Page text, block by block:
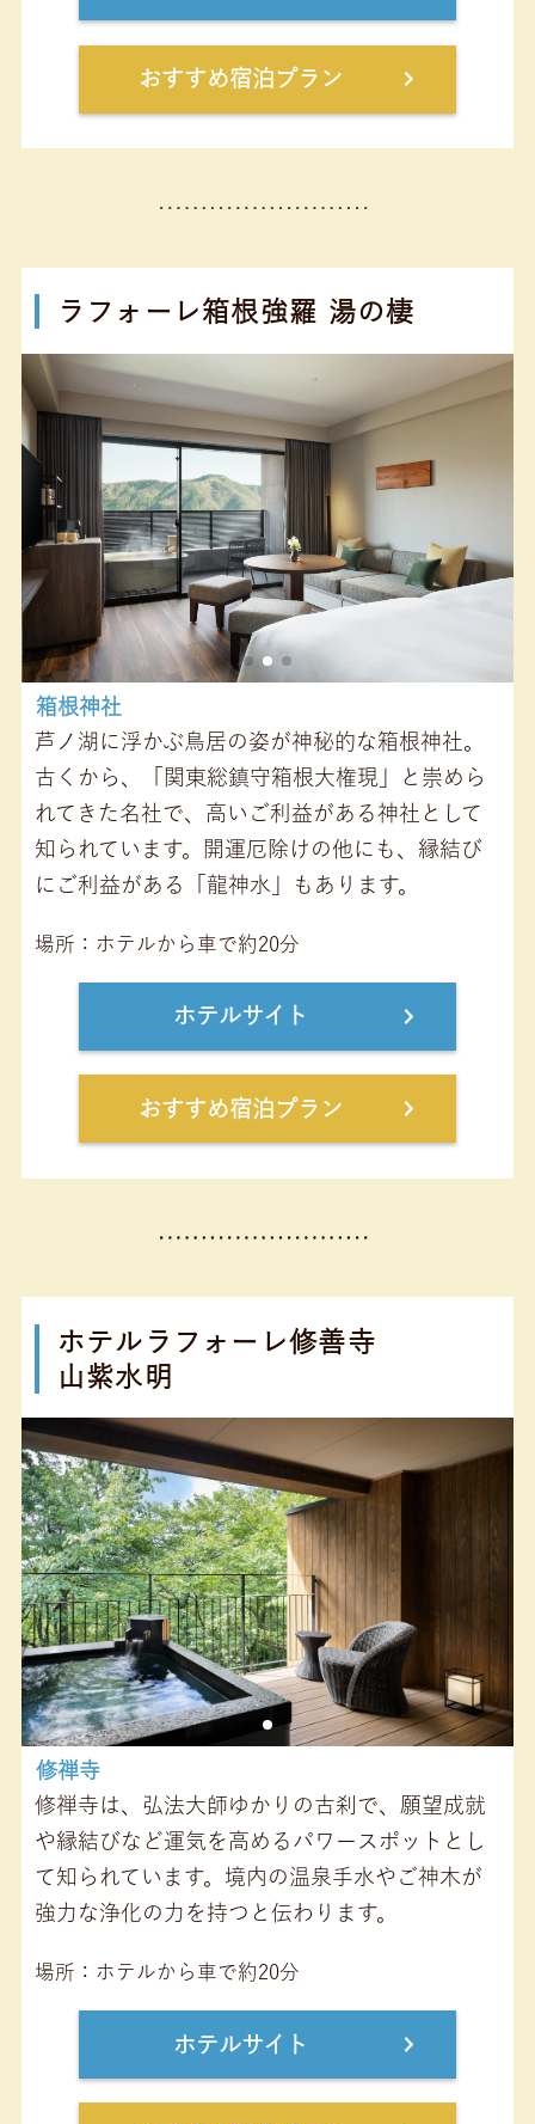
おすすめ宿泊プラン
ラフォーレ箱根強羅 湯の棲
箱根神社
芦ノ湖に浮かぶ鳥居の姿が神秘的な箱根神社。
古くから、「関東総鎮守箱根大権現」と崇めら
れてきた名社で、高いご利益がある神社として
知られています。開運厄除けの他にも、縁結び
にご利益がある「龍神水」もあります。
場所 ホテルから車で約20分
ホテルサイト
おすすめ宿泊プラン
ホテルラフォーレ修善寺
山紫水明
修禅寺
修禅寺は、弘法大師ゆかりの古刹で、願望成就
や縁結びなど運気を高めるパワースポットとし
て知られています。境内の温泉手水やご神木が
強力な浄化の力を持つと伝わります。
場所 ホテルから車で約20分
ホテルサイト